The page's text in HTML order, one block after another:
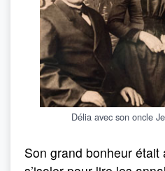
Délia avec son oncle
Son grand bonheur était